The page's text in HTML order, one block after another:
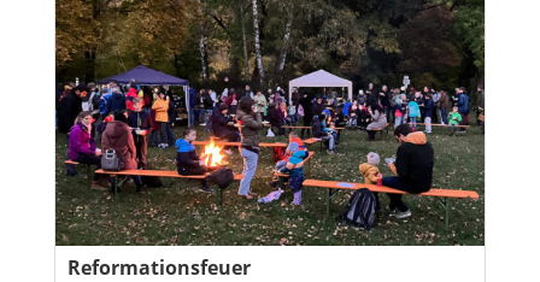
Reformationsfeuer